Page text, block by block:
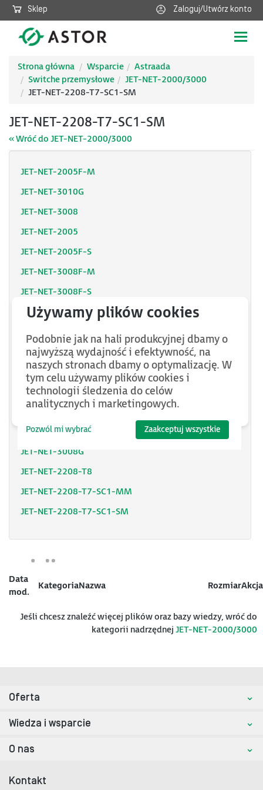
Sklep Zaloguj/Utwórz konto
Strona główna
Wsparcie
Astraada
Switche przemysłowe
JET-NET-2000/3000
JET-NET-2208-T7-SC1-SM
JET-NET-2208-T7-SC1-SM
« Wróć do JET-NET-2000/3000
JET-NET-2005F-M
JET-NET-3010G
JET-NET-3008
JET-NET-2005
JET-NET-2005F-S
JET-NET-3008F-M
JET-NET-3008F-S
JET-NET-2005F-M-PR8
JET-NET-3018G
JET-NET-2005F-S-W
JET-NET-3205G-1F
JET-NET-2205F-M
JET-NET-2205F-S
JET-NET-2205
JET-NET-3008G
JET-NET-2208-T8
JET-NET-2208-T7-SC1-MM
JET-NET-2208-T7-SC1-SM
Data
mod.
KategoriaNazwa RozmiarAkcja
Jeśli chcesz znaleźć więcej plików oraz bazy wiedzy, wróć do
kategorii nadrzędnej JET-NET-2000/3000
Oferta
Wiedza i wsparcie
O nas
Kontakt
Podobnie jak na hali produkcyjnej dbamy o
najwyższą wydajność i efektywność, na
naszych stronach dbamy o optymalizację. W
tym celu używamy plików cookies i
technologii śledzenia do celów
analitycznych i marketingowych.
Pozwól mi wybrać Zaakceptuj wszystkie